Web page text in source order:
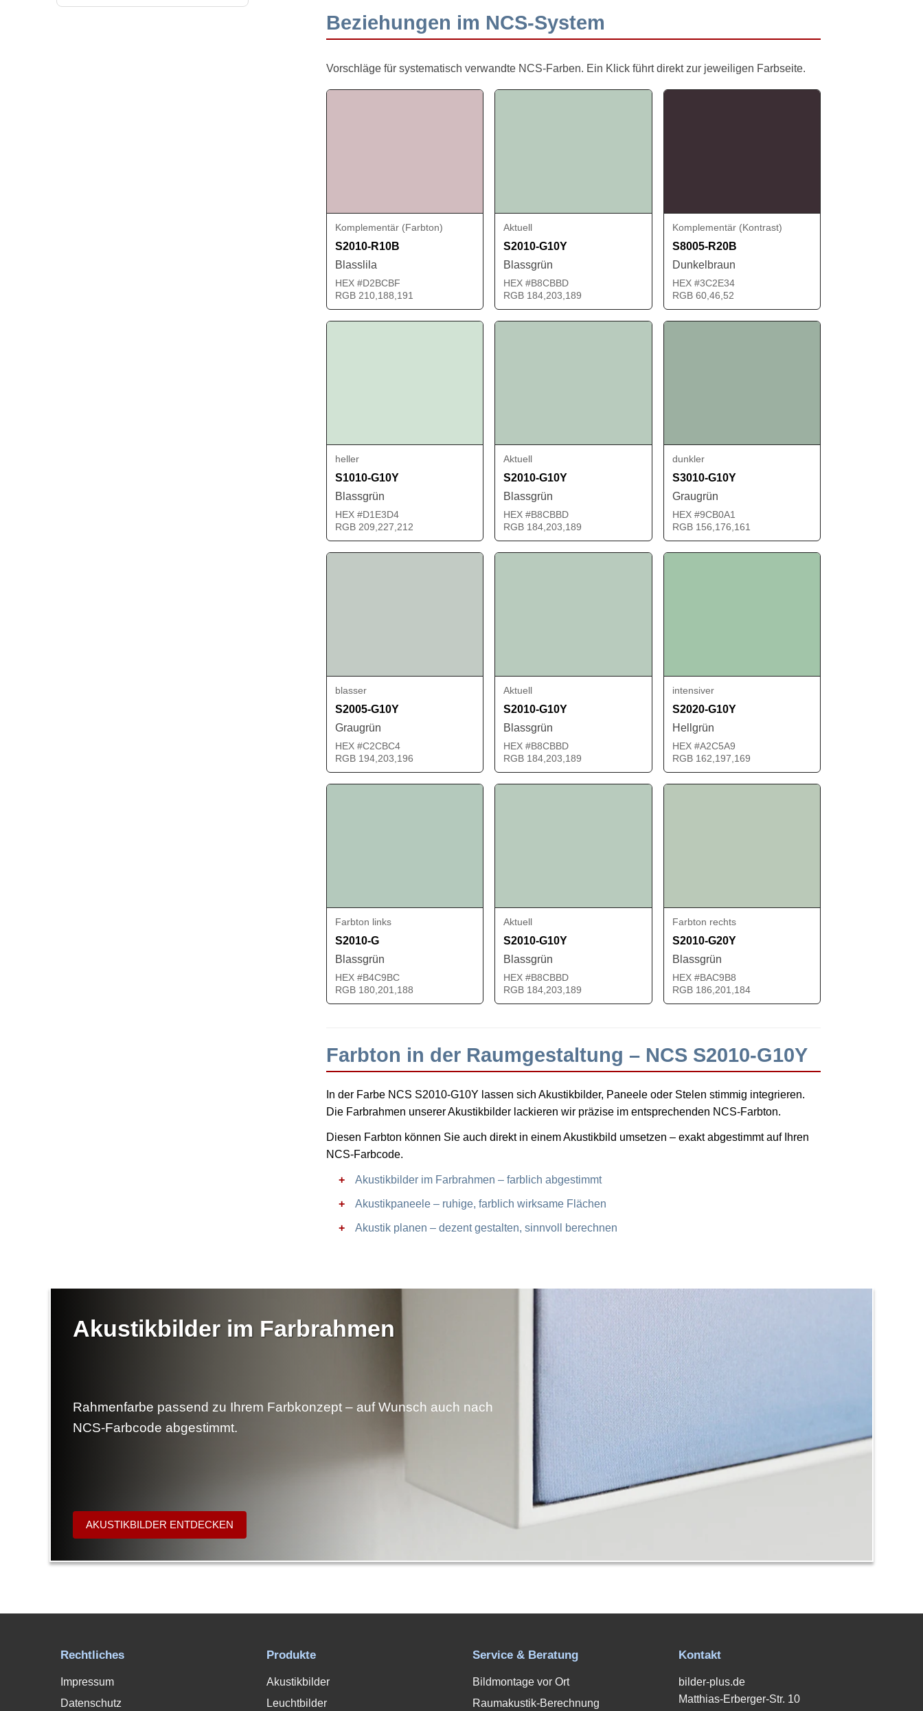
Beziehungen im NCS-System
Vorschläge für systematisch verwandte NCS-Farben. Ein Klick führt direkt zur jeweiligen Farbseite.
Komplementär (Farbton)
S2010-R10B
Blasslila
HEX #D2BCBF
RGB 210,188,191
Aktuell
S2010-G10Y
Blassgrün
HEX #B8CBBD
RGB 184,203,189
Komplementär (Kontrast)
S8005-R20B
Dunkelbraun
HEX #3C2E34
RGB 60,46,52
heller
S1010-G10Y
Blassgrün
HEX #D1E3D4
RGB 209,227,212
Aktuell
S2010-G10Y
Blassgrün
HEX #B8CBBD
RGB 184,203,189
dunkler
S3010-G10Y
Graugrün
HEX #9CB0A1
RGB 156,176,161
blasser
S2005-G10Y
Graugrün
HEX #C2CBC4
RGB 194,203,196
Aktuell
S2010-G10Y
Blassgrün
HEX #B8CBBD
RGB 184,203,189
intensiver
S2020-G10Y
Hellgrün
HEX #A2C5A9
RGB 162,197,169
Farbton links
S2010-G
Blassgrün
HEX #B4C9BC
RGB 180,201,188
Aktuell
S2010-G10Y
Blassgrün
HEX #B8CBBD
RGB 184,203,189
Farbton rechts
S2010-G20Y
Blassgrün
HEX #BAC9B8
RGB 186,201,184
Farbton in der Raumgestaltung – NCS S2010-G10Y
In der Farbe NCS S2010-G10Y lassen sich Akustikbilder, Paneele oder Stelen stimmig integrieren.
Die Farbrahmen unserer Akustikbilder lackieren wir präzise im entsprechenden NCS-Farbton.
Diesen Farbton können Sie auch direkt in einem Akustikbild umsetzen – exakt abgestimmt auf Ihren
NCS-Farbcode.
Akustikbilder im Farbrahmen – farblich abgestimmt
Akustikpaneele – ruhige, farblich wirksame Flächen
Akustik planen – dezent gestalten, sinnvoll berechnen
Akustikbilder im Farbrahmen
Rahmenfarbe passend zu Ihrem Farbkonzept – auf Wunsch auch nach
NCS-Farbcode abgestimmt.
AKUSTIKBILDER ENTDECKEN
Rechtliches
Impressum
Datenschutz
Produkte
Akustikbilder
Leuchtbilder
Service & Beratung
Bildmontage vor Ort
Raumakustik-Berechnung
Kontakt
bilder-plus.de
Matthias-Erberger-Str. 10